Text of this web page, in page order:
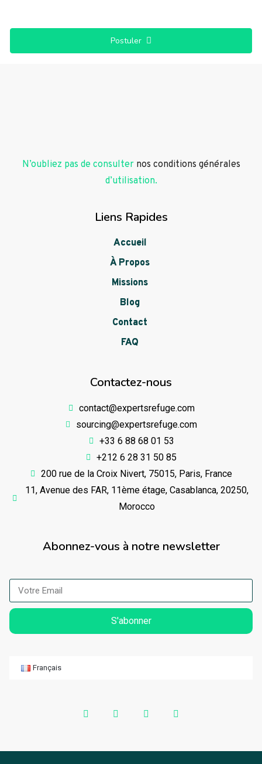
Postuler
N’oubliez pas de consulter nos conditions générales
d’utilisation.
Liens Rapides
Accueil
À Propos
Missions
Blog
Contact
FAQ
Contactez-nous
contact@expertsrefuge.com
sourcing@expertsrefuge.com
+33 6 88 68 01 53
+212 6 28 31 50 85
200 rue de la Croix Nivert, 75015, Paris, France
11, Avenue des FAR, 11ème étage, Casablanca, 20250,
Morocco
Abonnez-vous à notre newsletter
S'abonner
Français